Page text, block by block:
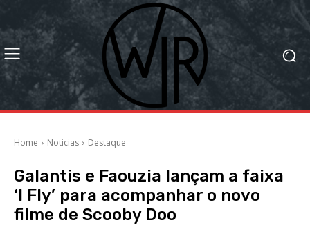
Home Noticias Destaque
Galantis e Faouzia lançam a faixa
‘I Fly’ para acompanhar o novo
filme de Scooby Doo